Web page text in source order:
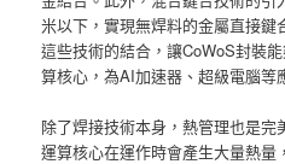
米以下，實現無焊料的金屬直接鍵
這些技術的結合，讓CoWoS封裝
算核心，為AI加速器、超級電腦等
除了焊接技術本身，熱管理也是
運算核心在運作時會產生大量熱